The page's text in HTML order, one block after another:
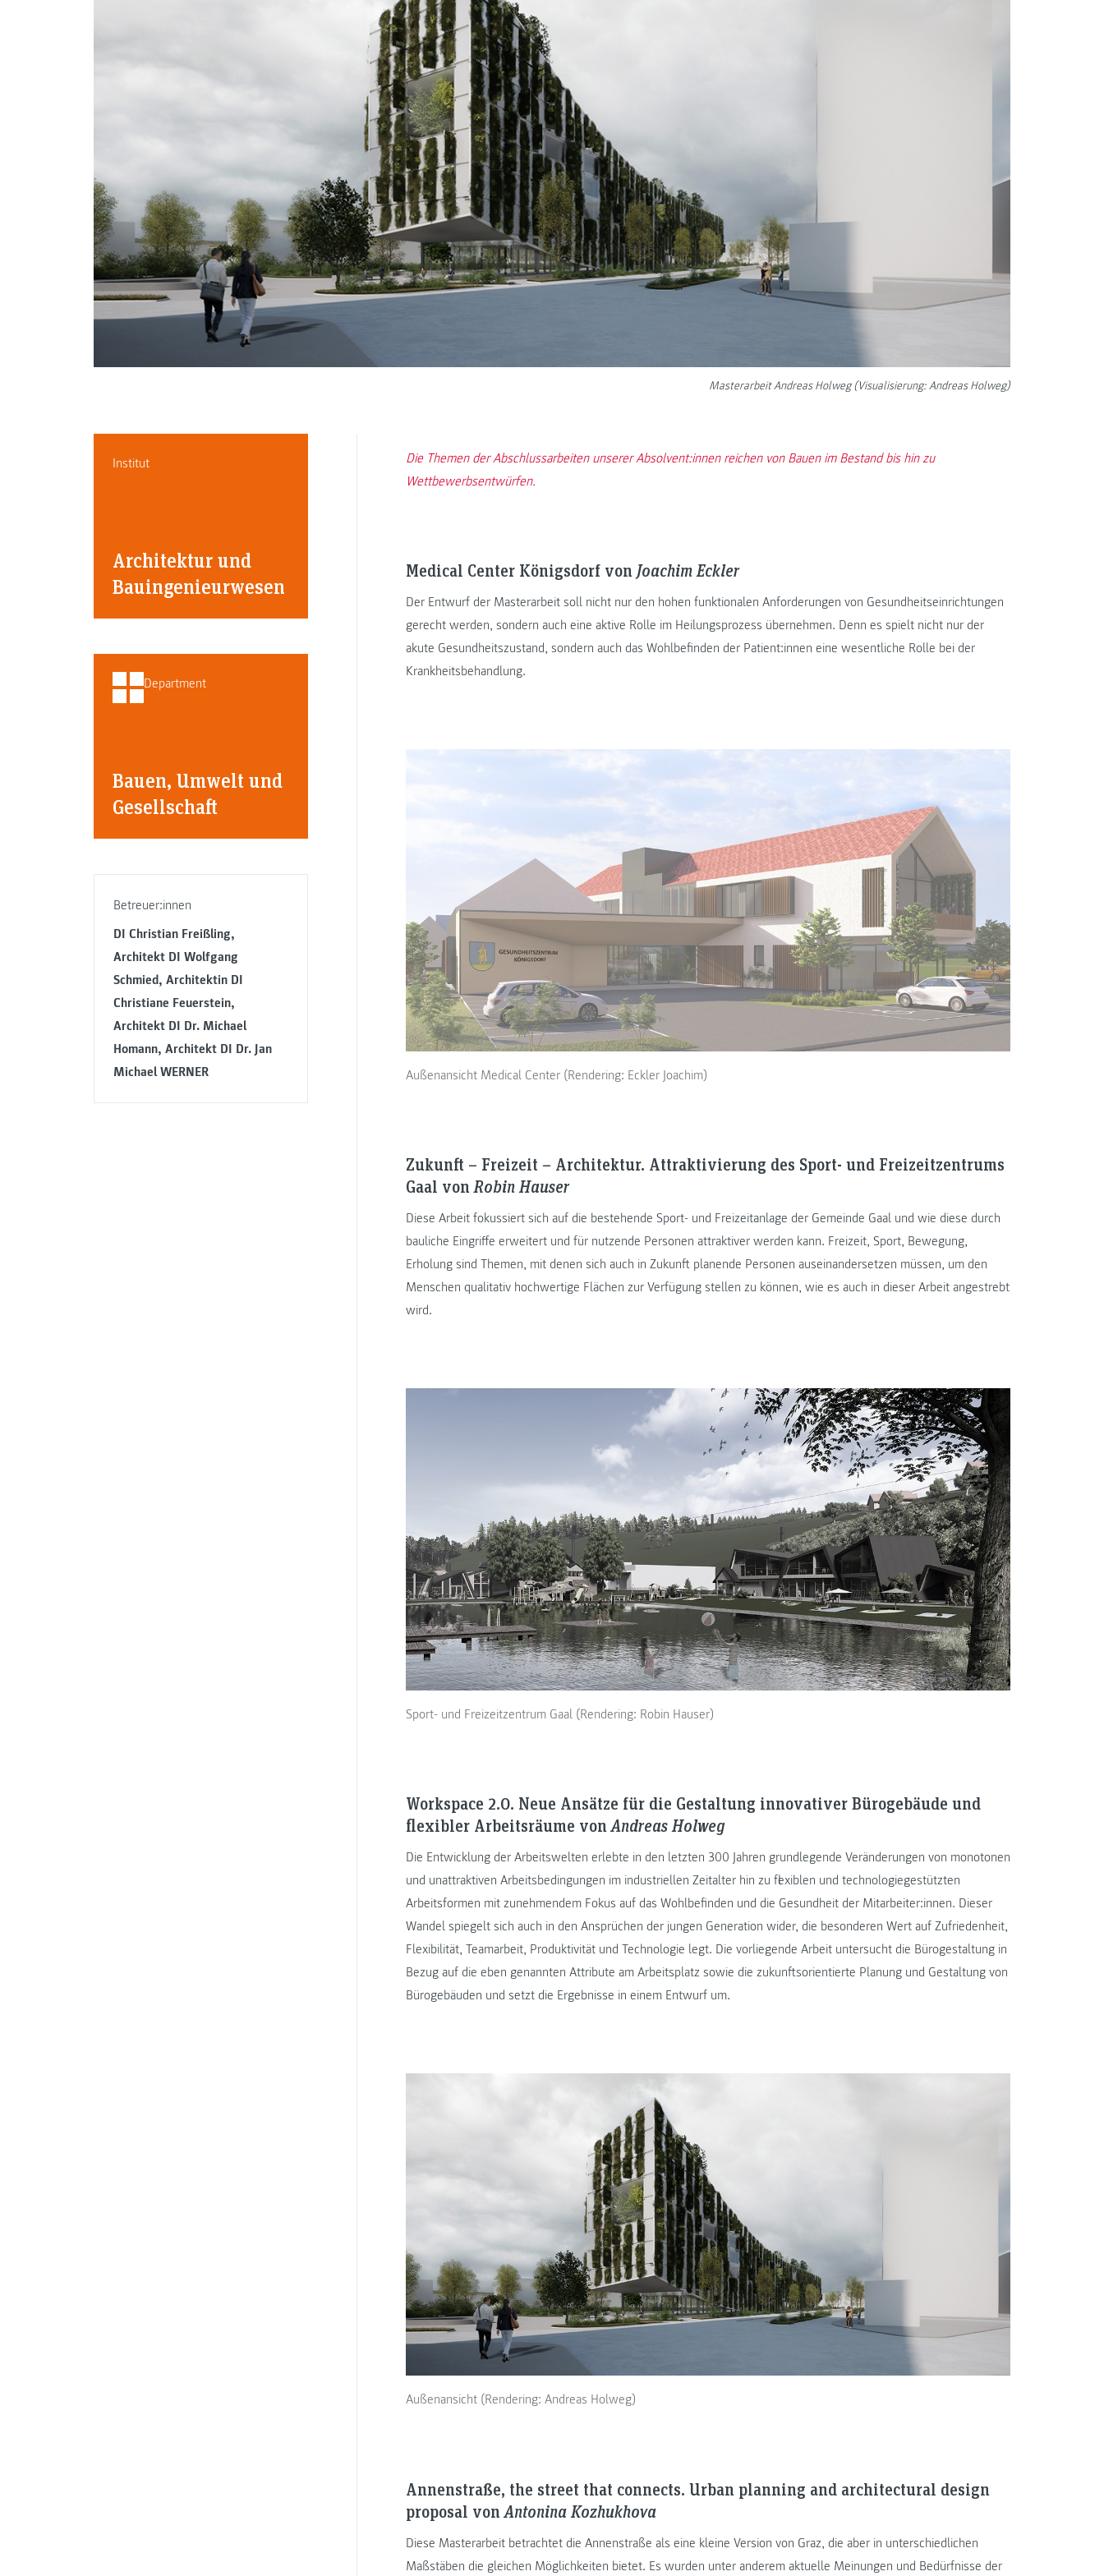
Masterarbeit Andreas Holweg (Visualisierung: Andreas Holweg)
Institut
Architektur und
Bauingenieurwesen
Department
Bauen, Umwelt und
Gesellschaft
Betreuer:innen
DI Christian Freißling,
Architekt DI Wolfgang
Schmied, Architektin DI
Christiane Feuerstein,
Architekt DI Dr. Michael
Homann, Architekt DI Dr. Jan
Michael WERNER
Die Themen der Abschlussarbeiten unserer Absolvent:innen reichen von Bauen im Bestand bis hin zu
Wettbewerbsentwürfen.
Medical Center Königsdorf von Joachim Eckler
Der Entwurf der Masterarbeit soll nicht nur den hohen funktionalen Anforderungen von Gesundheitseinrichtungen
gerecht werden, sondern auch eine aktive Rolle im Heilungsprozess übernehmen. Denn es spielt nicht nur der
akute Gesundheitszustand, sondern auch das Wohlbefinden der Patient:innen eine wesentliche Rolle bei der
Krankheitsbehandlung.
Außenansicht Medical Center (Rendering: Eckler Joachim)
Zukunft – Freizeit – Architektur. Attraktivierung des Sport- und Freizeitzentrums
Gaal vonRobin Hauser
Diese Arbeit fokussiert sich auf die bestehende Sport- und Freizeitanlage der Gemeinde Gaal und wie diese durch
bauliche Eingriffe erweitert und für nutzende Personen attraktiver werden kann. Freizeit, Sport, Bewegung,
Erholung sind Themen, mit denen sich auch in Zukunft planende Personen auseinandersetzen müssen, um den
Menschen qualitativ hochwertige Flächen zur Verfügung stellen zu können, wie es auch in dieser Arbeit angestrebt
wird.
Sport- und Freizeitzentrum Gaal (Rendering: Robin Hauser)
Workspace 2.0. Neue Ansätze für die Gestaltung innovativer Bürogebäude und
flexibler Arbeitsräume vonAndreas Holweg
Die Entwicklung der Arbeitswelten erlebte in den letzten 300 Jahren grundlegende Veränderungen von monotonen
und unattraktiven Arbeitsbedingungen im industriellen Zeitalter hin zu flexiblen und technologiegestützten
Arbeitsformen mit zunehmendem Fokus auf das Wohlbefinden und die Gesundheit der Mitarbeiter:innen. Dieser
Wandel spiegelt sich auch in den Ansprüchen der jungen Generation wider, die besonderen Wert auf Zufriedenheit,
Flexibilität, Teamarbeit, Produktivität und Technologie legt. Die vorliegende Arbeit untersucht die Bürogestaltung in
Bezug auf die eben genannten Attribute am Arbeitsplatz sowie die zukunftsorientierte Planung und Gestaltung von
Bürogebäuden und setzt die Ergebnisse in einem Entwurf um.
Außenansicht (Rendering: Andreas Holweg)
Annenstraße, the street that connects. Urban planning and architectural design
proposal vonAntonina Kozhukhova
Diese Masterarbeit betrachtet die Annenstraße als eine kleine Version von Graz, die aber in unterschiedlichen
Maßstäben die gleichen Möglichkeiten bietet. Es wurden unter anderem aktuelle Meinungen und Bedürfnisse der